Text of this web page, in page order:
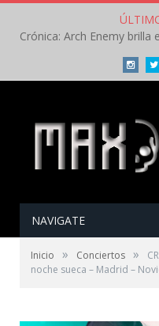
NAVIGATE
Inicio » Conciertos »
noche sueca – Madrid –